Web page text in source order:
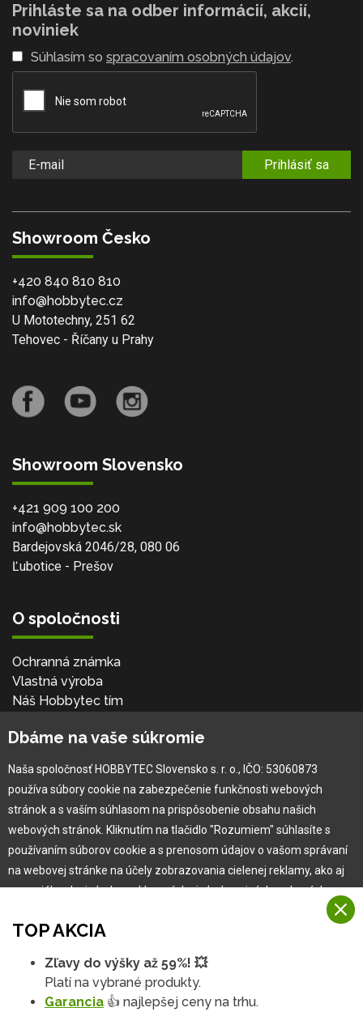
Prihláste sa na odber informácií, akcií,
noviniek
Súhlasím so spracovaním osobných údajov.
Prihlásiť sa
Showroom Česko
+420 840 810 810
info@hobbytec.cz
U Mototechny, 251 62
Tehovec - Říčany u Prahy
Showroom Slovensko
+421 909 100 200
info@hobbytec.sk
Bardejovská 2046/28, 080 06
Ľubotice - Prešov
O spoločnosti
Ochranná známka
Vlastná výroba
Náš Hobbytec tím
Naša história
Pre zákazníka
Garancia najlepšej ceny
Užívateľský manuál
Reklamácia
TOP AKCIA
Zľavy do výšky až 59%! 💥
Platí na vybrané produkty.
Garancia 👍 najlepšej ceny na trhu.
Dbáme na vaše súkromie
Naša spoločnosť HOBBYTEC Slovensko s. r. o., IČO: 53060873
používa súbory cookie na zabezpečenie funkčnosti webových
stránok a s vaším súhlasom na prispôsobenie obsahu našich
webových stránok. Kliknutím na tlačidlo "Rozumiem" súhlasíte s
používaním súborov cookie a s prenosom údajov o vašom správaní
na webovej stránke na účely zobrazovania cielenej reklamy, ako aj
na sociálnych sieťach a reklamných sieťach na iných webových
Viac informácií
Na našich webových stránkach používame niekoľko kategórií
Rozumiem